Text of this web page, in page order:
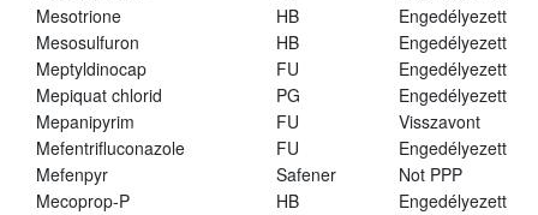
Mesotrione
HB
Engedélyezett
Mesosulfuron
HB
Engedélyezett
Meptyldinocap
FU
Engedélyezett
Mepiquat chlorid
PG
Engedélyezett
Mepanipyrim
FU
Visszavont
Mefentrifluconazole
FU
Engedélyezett
Mefenpyr
Safener
Not PPP
Mecoprop-P
HB
Engedélyezett